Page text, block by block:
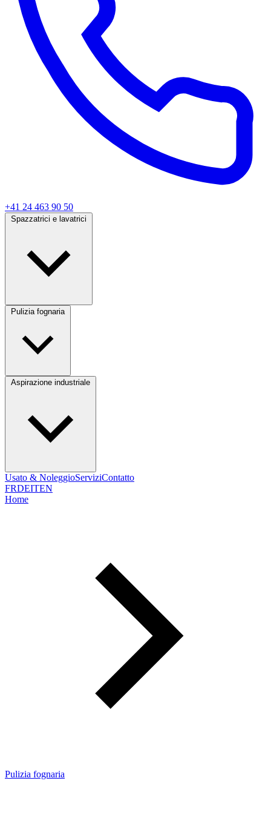
+41 24 463 90 50
Pulizia fognaria
Usato & NoleggioServiziContatto
FRDEITEN
Home
Pulizia fognaria